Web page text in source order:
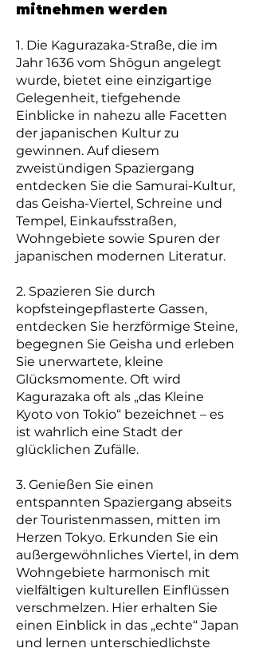
mitnehmen werden
1. Die Kagurazaka-Straße, die im
Jahr 1636 vom Shōgun angelegt
wurde, bietet eine einzigartige
Gelegenheit, tiefgehende
Einblicke in nahezu alle Facetten
der japanischen Kultur zu
gewinnen. Auf diesem
zweistündigen Spaziergang
entdecken Sie die Samurai-Kultur,
das Geisha-Viertel, Schreine und
Tempel, Einkaufsstraßen,
Wohngebiete sowie Spuren der
japanischen modernen Literatur.
2. Spazieren Sie durch
kopfsteingepflasterte Gassen,
entdecken Sie herzförmige Steine,
begegnen Sie Geisha und erleben
Sie unerwartete, kleine
Glücksmomente. Oft wird
Kagurazaka oft als „das Kleine
Kyoto von Tokio“ bezeichnet – es
ist wahrlich eine Stadt der
glücklichen Zufälle.
3. Genießen Sie einen
entspannten Spaziergang abseits
der Touristenmassen, mitten im
Herzen Tokyo. Erkunden Sie ein
außergewöhnliches Viertel, in dem
Wohngebiete harmonisch mit
vielfältigen kulturellen Einflüssen
verschmelzen. Hier erhalten Sie
einen Einblick in das „echte“ Japan
und lernen unterschiedlichste